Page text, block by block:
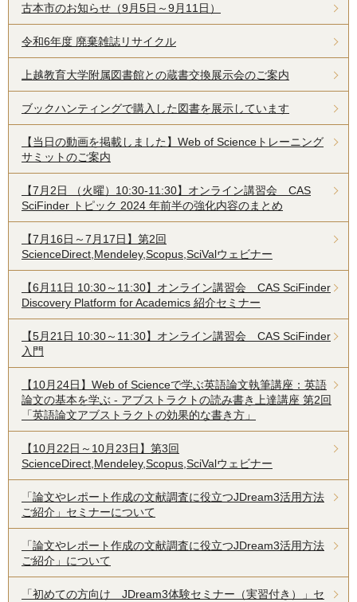
古本市のお知らせ（9月5日～9月11日）
令和6年度 廃棄雑誌リサイクル
上越教育大学附属図書館との蔵書交換展示会のご案内
ブックハンティングで購入した図書を展示しています
【当日の動画を掲載しました】Web of Scienceトレーニング
サミットのご案内
【7月2日 （火曜）10:30-11:30】オンライン講習会 CAS
SciFinder トピック 2024 年前半の強化内容のまとめ
【7月16日～7月17日】第2回
ScienceDirect,Mendeley,Scopus,SciValウェビナー
【6月11日 10:30～11:30】オンライン講習会 CAS SciFinder
Discovery Platform for Academics 紹介セミナー
【5月21日 10:30～11:30】オンライン講習会 CAS SciFinder
入門
【10月24日】Web of Scienceで学ぶ英語論文執筆講座：英語
論文の基本を学ぶ - アブストラクトの読み書き上達講座 第2回
「英語論文アブストラクトの効果的な書き方」
【10月22日～10月23日】第3回
ScienceDirect,Mendeley,Scopus,SciValウェビナー
「論文やレポート作成の文献調査に役立つJDream3活用方法
ご紹介」セミナーについて
「論文やレポート作成の文献調査に役立つJDream3活用方法
ご紹介」について
「初めての方向け JDream3体験セミナー（実習付き）」セ